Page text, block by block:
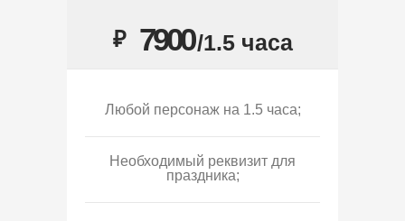
₽ 7900/1.5 часа
Любой персонаж на 1.5 часа;
Необходимый реквизит для
праздника;